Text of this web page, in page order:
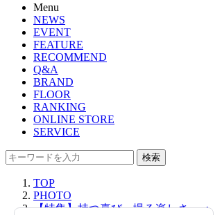
Menu
NEWS
EVENT
FEATURE
RECOMMEND
Q&A
BRAND
FLOOR
RANKING
ONLINE STORE
SERVICE
検索
TOP
PHOTO
【特集】持つ喜び、撮る楽しさ。＜